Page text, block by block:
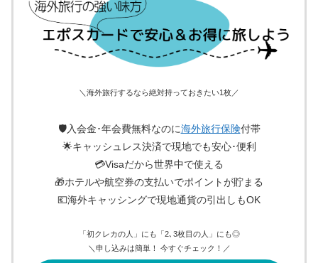
＼海外旅行するなら絶対持っておきたい1枚／
🛡入会金･年会費無料なのに海外旅行保険付帯
🌟キャッシュレス決済で現地でも安心･便利
💳Visaだから世界中で使える
🎁ホテルや航空券の支払いでポイントが貯まる
💶海外キャッシングで現地通貨の引出しもOK
「初クレカの人」にも「2､3枚目の人」にも◎
＼申し込みは簡単！ 今すぐチェック！／